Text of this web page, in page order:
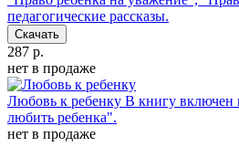
педагогические рассказы.
Скачать
287 р.
нет в продаже
Любовь к ребенку В книгу включен
любить ребенка".
нет в продаже